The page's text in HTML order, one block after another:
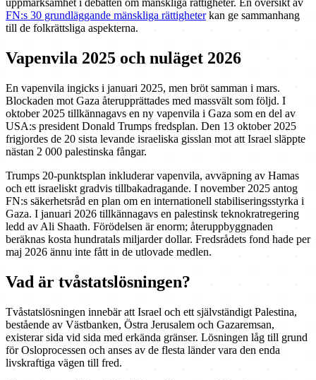
uppmärksamhet i debatten om mänskliga rättigheter. En översikt av
FN:s 30 grundläggande mänskliga rättigheterkan ge sammanhang
till de folkrättsliga aspekterna.
Vapenvila 2025 och nuläget 2026
En vapenvila ingicks i januari 2025, men bröt samman i mars.
Blockaden mot Gaza återupprättades med massvält som följd. I
oktober 2025 tillkännagavs en ny vapenvila i Gaza som en del av
USA:s president Donald Trumps fredsplan. Den 13 oktober 2025
frigjordes de 20 sista levande israeliska gisslan mot att Israel släppte
nästan 2 000 palestinska fångar.
Trumps 20-punktsplan inkluderar vapenvila, avväpning av Hamas
och ett israeliskt gradvis tillbakadragande. I november 2025 antog
FN:s säkerhetsråd en plan om en internationell stabiliseringsstyrka i
Gaza. I januari 2026 tillkännagavs en palestinsk teknokratregering
ledd av Ali Shaath. Förödelsen är enorm; återuppbyggnaden
beräknas kosta hundratals miljarder dollar. Fredsrådets fond hade per
maj 2026 ännu inte fått in de utlovade medlen.
Vad är tvåstatslösningen?
Tvåstatslösningen innebär att Israel och ett självständigt Palestina,
bestående av Västbanken, Östra Jerusalem och Gazaremsan,
existerar sida vid sida med erkända gränser. Lösningen låg till grund
för Osloprocessen och anses av de flesta länder vara den enda
livskraftiga vägen till fred.